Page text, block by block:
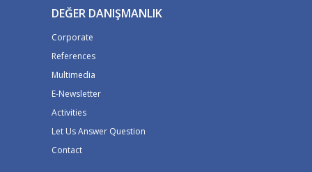
DEĞER DANIŞMANLIK
Corporate
References
Multimedia
E-Newsletter
Activities
Let Us Answer Question
Contact